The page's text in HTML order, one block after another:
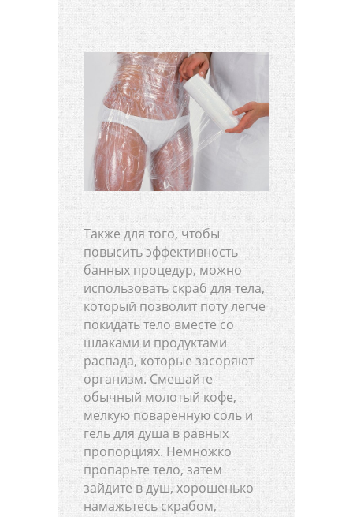
Также для того, чтобы
повысить эффективность
банных процедур, можно
использовать скраб для тела,
который позволит поту легче
покидать тело вместе со
шлаками и продуктами
распада, которые засоряют
организм. Смешайте
обычный молотый кофе,
мелкую поваренную соль и
гель для душа в равных
пропорциях. Немножко
пропарьте тело, затем
зайдите в душ, хорошенько
намажьтесь скрабом,